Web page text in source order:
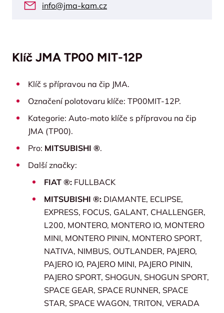
info@jma-kam.cz
Klíč JMA TP00 MIT-12P
Klíč s přípravou na čip JMA.
Označení polotovaru klíče: TP00MIT-12P.
Kategorie: Auto-moto klíče s přípravou na čip
JMA (TP00).
Pro: MITSUBISHI ®.
Další značky:
FIAT ®: FULLBACK
MITSUBISHI ®: DIAMANTE, ECLIPSE,
EXPRESS, FOCUS, GALANT, CHALLENGER,
L200, MONTERO, MONTERO IO, MONTERO
MINI, MONTERO PININ, MONTERO SPORT,
NATIVA, NIMBUS, OUTLANDER, PAJERO,
PAJERO IO, PAJERO MINI, PAJERO PININ,
PAJERO SPORT, SHOGUN, SHOGUN SPORT,
SPACE GEAR, SPACE RUNNER, SPACE
STAR, SPACE WAGON, TRITON, VERADA